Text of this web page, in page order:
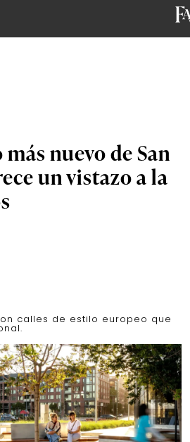
nuevo de San
un vistazo a la
calles de estilo europeo que